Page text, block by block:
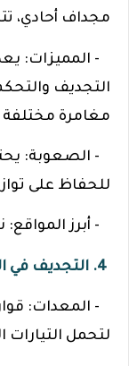
مجداف
- المميزات:
التجديف
مغامرة مختلفة
- الصعوبة:
للحفاظ على
- أبرز المواقع:
- المعدات:
لتحمل التيارات